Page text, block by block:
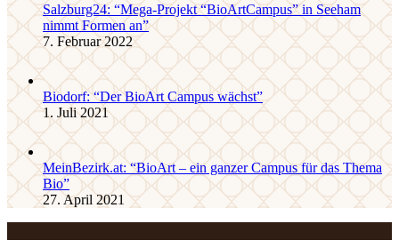
Salzburg24: “Mega-Projekt “BioArtCampus” in Seeham
nimmt Formen an”
7. Februar 2022
Biodorf: “Der BioArt Campus wächst”
1. Juli 2021
MeinBezirk.at: “BioArt – ein ganzer Campus für das Thema
Bio”
27. April 2021